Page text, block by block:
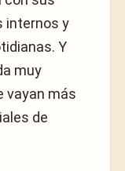
internos y
Y
muy
vayan más
de